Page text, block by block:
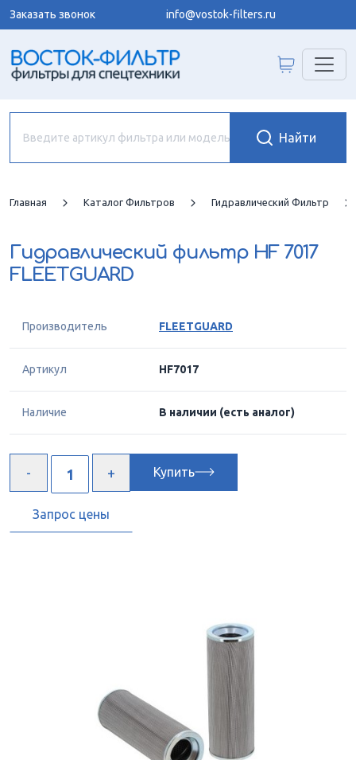
Заказать звонок info@vostok-filters.ru
Главная Каталог Фильтров Гидравлический Фильтр
Гидравлический фильтр HF 7017
FLEETGUARD
Производитель FLEETGUARD
Артикул HF7017
Наличие В наличии (есть аналог)
Купить
Запрос цены